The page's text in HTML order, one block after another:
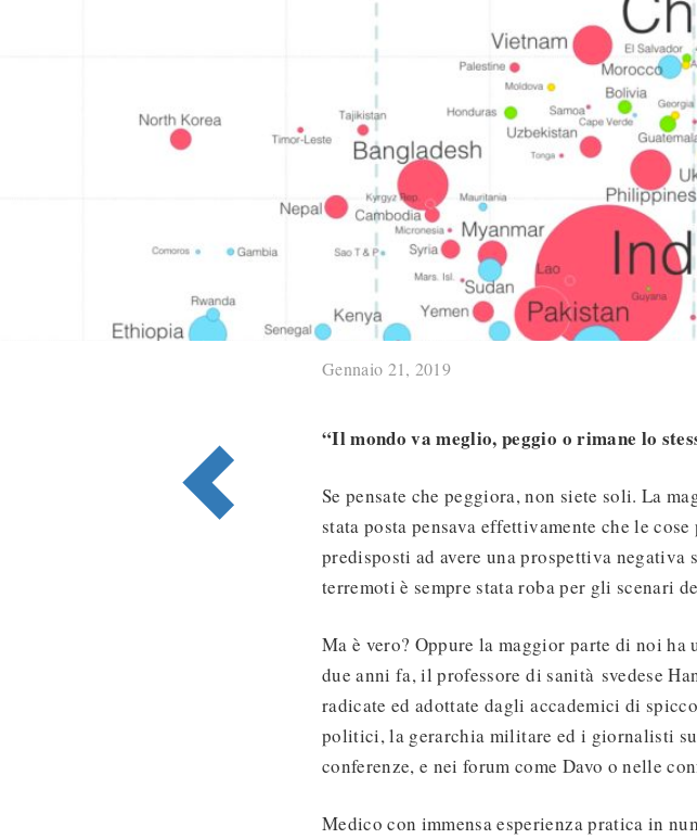
Gennaio 21, 2019
“Il mondo va meglio, peggio o rimane lo
Se pensate che peggiora, non siete soli. La
stata posta pensava effettivamente che le
predisposti ad avere una prospettiva
terremoti è sempre stata roba per gli scenari
Ma è vero? Oppure la maggior parte di noi
due anni fa, il professore di sanità svedese
radicate ed adottate dagli accademici di
politici, la gerarchia militare ed i giornalisti
conferenze, e nei forum come Davo o nelle
Medico con immensa esperienza pratica in